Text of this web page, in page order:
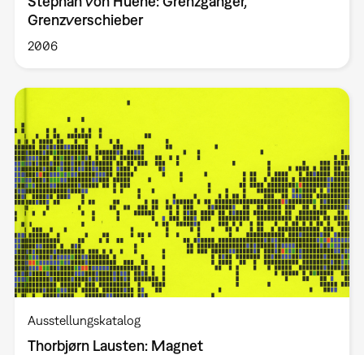
Grenzverschieber
2006
Ausstellungskatalog
Thorbjørn Lausten: Magnet